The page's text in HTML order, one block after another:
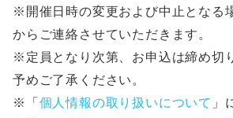
※開催日時の変更および中止となる
からご連絡させていただきます。
※定員となり次第、お申込は締め切
予めご了承ください。
※「 個人情報の取り扱いについて 」